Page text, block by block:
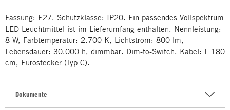
Fassung: E27. Schutzklasse: IP20. Ein passendes Vollspektrum
LED-Leuchtmittel ist im Lieferumfang enthalten. Nennleistung:
8 W, Farbtemperatur: 2.700 K, Lichtstrom: 800 lm,
Lebensdauer: 30.000 h, dimmbar. Dim-to-Switch. Kabel: L 180
cm, Eurostecker (Typ C).
Dokumente